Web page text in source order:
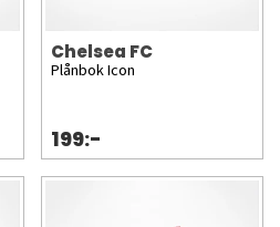
Chelsea FC
Plånbok Icon
199:-